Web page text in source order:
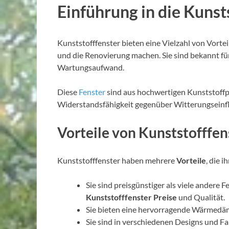
Einführung in die
Kunststofffenster bieten eine Vielzahl von
und die Renovierung machen. Sie sind bekannt
Wartungsaufwand.
Diese Fenstersind aus hochwertigen
Widerstandsfähigkeit gegenüber
Vorteile von
Kunststofffenster haben mehrereVorteile, die
Sie sind preisgünstiger als viele andere
Kunststofffenster Preise und Qualität.
Sie bieten eine hervorragende
Sie sind in verschiedenen Designs und